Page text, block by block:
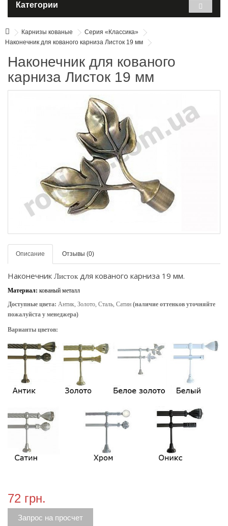
Категории
Карнизы кованые
Серия «Классика»
Наконечник для кованого карниза Листок 19 мм
Наконечник для кованого
карниза Листок 19 мм
Описание Отзывы (0)
Наконечник Листок для кованого карниза 19 мм.
Материал: кованый металл
Доступные цвета: Антик, Золото, Сталь, Сатин (наличие оттенков уточняйте
пожалуйста у менеджера)
Варианты цветов:
72 грн.
Запрос на просчет